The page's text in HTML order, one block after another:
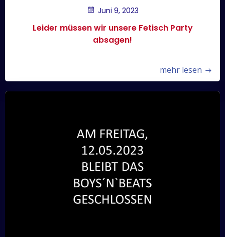
Juni 9, 2023
Leider müssen wir unsere Fetisch Party
absagen!
mehr lesen